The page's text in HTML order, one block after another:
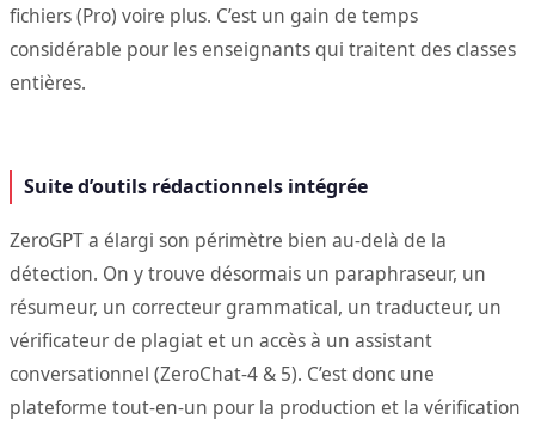
fichiers (Pro) voire plus. C’est un gain de temps
considérable pour les enseignants qui traitent des classes
entières.
Suite d’outils rédactionnels intégrée
ZeroGPT a élargi son périmètre bien au-delà de la
détection. On y trouve désormais un paraphraseur, un
résumeur, un correcteur grammatical, un traducteur, un
vérificateur de plagiat et un accès à un assistant
conversationnel (ZeroChat-4 & 5). C’est donc une
plateforme tout-en-un pour la production et la vérification